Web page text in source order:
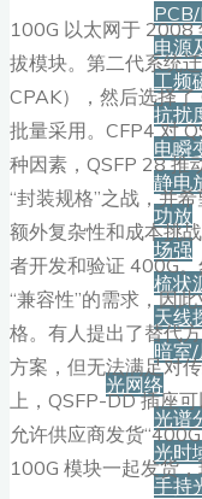
电源
工频
抗扰
电瞬
静电
功放
场强
梳状
天线
暗室
光网络
光谱
光时
手持
100G 以太网于 2008
拔模块。第二代系统
CPAK），然后选择
批量采用。CFP4 对
种因素，QSFP 28 推
“封装规格”之战，并
额外复杂性和成本挑
者开发和验证 400G
“兼容性”的需求，因
格。有人提出了替代
方案，但无法满足对
上，QSFP-DD 插座
允许供应商发货
100G 模块一起发货